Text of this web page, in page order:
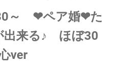
～ ❤ペア婚❤た
出来る♪ ほぼ30
ver